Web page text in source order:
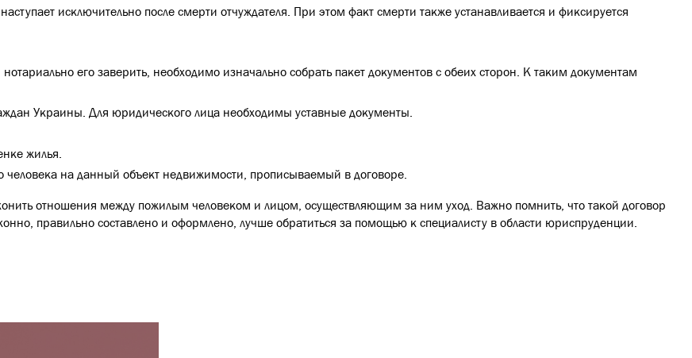
исключительно после смерти отчуждателя. При этом факт смерти также устанавливается и фиксируется
его заверить, необходимо изначально собрать пакет документов с обеих сторон. К таким документам
Украины. Для юридического лица необходимы уставные документы.
жилья.
на данный объект недвижимости, прописываемый в договоре.
отношения между пожилым человеком и лицом, осуществляющим за ним уход. Важно помнить, что такой договор
правильно составлено и оформлено, лучше обратиться за помощью к специалисту в области юриспруденции.